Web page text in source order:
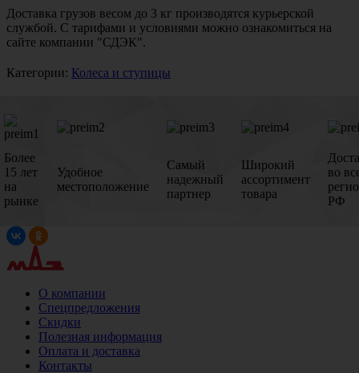
Доставка грузов весом до 3 кг производятся курьерской
службой. С тарифами и условиями можно ознакомиться на
сайте компании "СДЭК".
Категории: Колеса и ступицы
Более
15 лет
на
рынке
Удобное
местоположение
Самый
надежный
партнер
Широкий
ассортимент
товара
во
РФ
О компании
Спецпредложения
Скидки
Полезная информация
Оплата и доставка
Контакты